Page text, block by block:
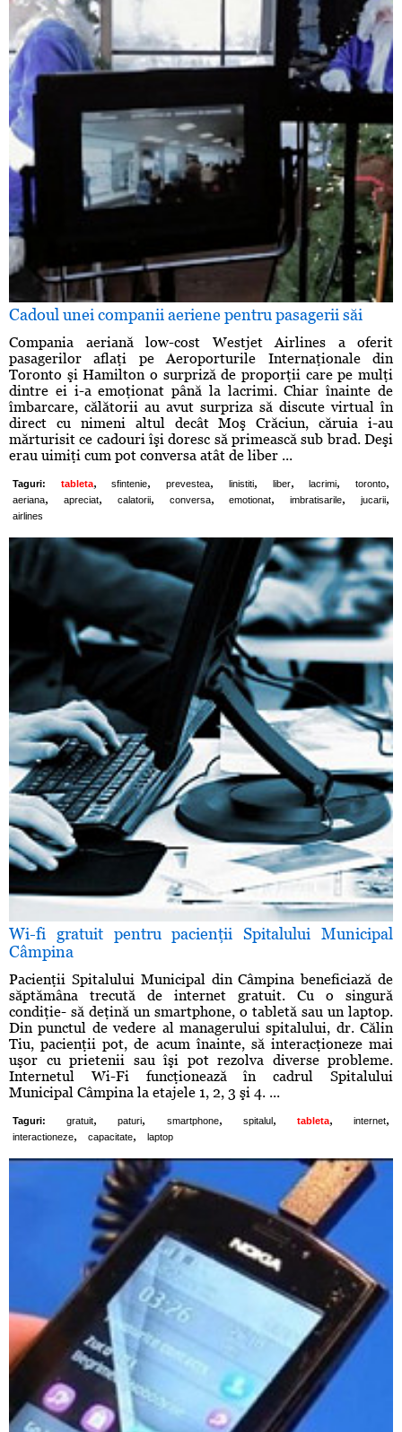
Cadoul unei companii aeriene pentru pasagerii săi
Compania aeriană low-cost Westjet Airlines a oferit
pasagerilor aflaţi pe Aeroporturile Internaţionale din
Toronto şi Hamilton o surpriză de proporţii care pe mulţi
dintre ei i-a emoţionat până la lacrimi. Chiar înainte de
îmbarcare, călătorii au avut surpriza să discute virtual în
direct cu nimeni altul decât Moş Crăciun, căruia i-au
mărturisit ce cadouri îşi doresc să primească sub brad. Deşi
erau uimiţi cum pot conversa atât de liber ...
Taguri: tableta, sfintenie, prevestea, linistiti, liber, lacrimi, toronto,
aeriana, apreciat, calatorii, conversa, emotionat, imbratisarile, jucarii,
airlines
Wi-fi gratuit pentru pacienţii Spitalului Municipal
Câmpina
Pacienţii Spitalului Municipal din Câmpina beneficiază de
săptămâna trecută de internet gratuit. Cu o singură
condiţie- să deţină un smartphone, o tabletă sau un laptop.
Din punctul de vedere al managerului spitalului, dr. Călin
Tiu, pacienţii pot, de acum înainte, să interacţioneze mai
uşor cu prietenii sau îşi pot rezolva diverse probleme.
Internetul Wi-Fi funcţionează în cadrul Spitalului
Municipal Câmpina la etajele 1, 2, 3 şi 4. ...
Taguri: gratuit, paturi, smartphone, spitalul, tableta, internet,
interactioneze, capacitate, laptop